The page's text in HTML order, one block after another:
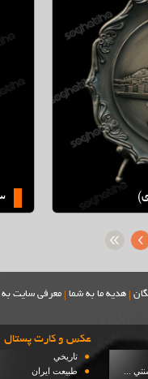
منشور كوروش
| هدیه ما به شما | معرفی سایت
...
عكس و كارت پستال
● تاريخي
● طبيعت ايران